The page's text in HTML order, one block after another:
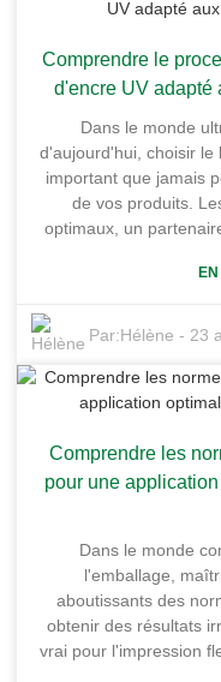
Huizhou, un
de plus de 10 000
fournir des encres UV
différence pour
Comprendre le
d'encre UV adapté
Dans le monde
d'aujourd'hui, choisir le
important que jamais
de vos produits.
optimaux, un
satisfaction de leurs
base industrielle de
le district de
Guangdong. Notre
carrés et, grâce à
équipés pour fournir
cet article, je passerai
compte pour
réellement
Par:Hélène - 23
Comprendre les
pour une
Dans le monde
l'emballage,
aboutissants des
obtenir des résultats
vrai pour l'impression